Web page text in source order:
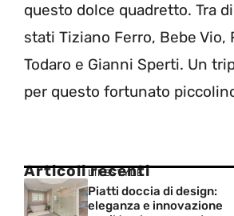
questo dolce quadretto. Tra
stati Tiziano Ferro, Bebe Vio,
Todaro e Gianni Sperti. Un
per questo fortunato
Articoli recenti
LIFESTYLE
Piatti doccia di design:
eleganza e innovazione